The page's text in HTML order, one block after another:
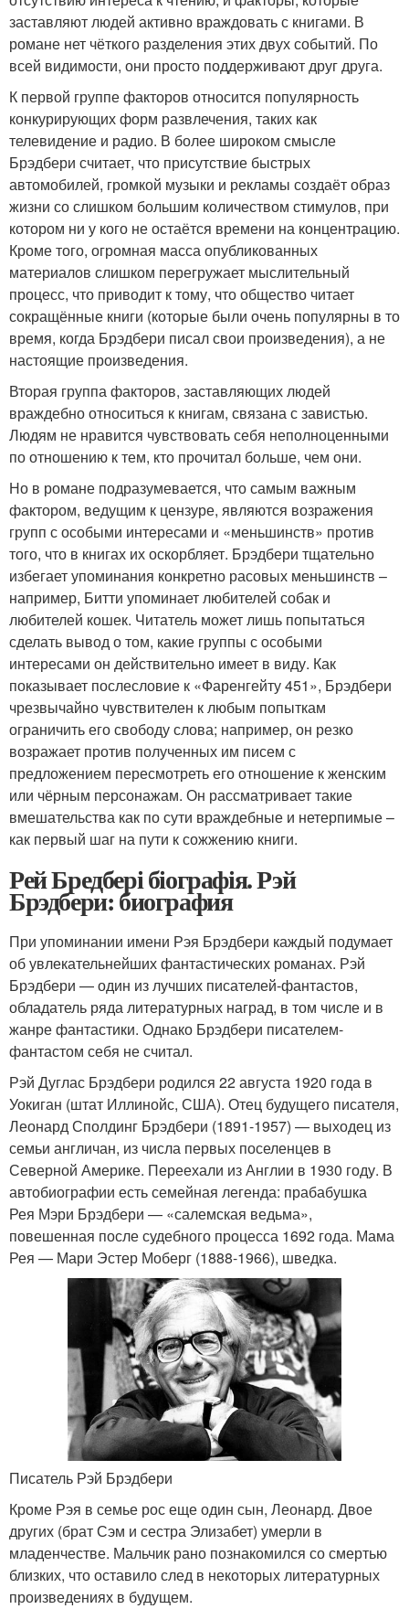
заставляют людей активно враждовать с книгами. В
романе нет чёткого разделения этих двух событий. По
всей видимости, они просто поддерживают друг друга.
К первой группе факторов относится популярность
конкурирующих форм развлечения, таких как
телевидение и радио. В более широком смысле
Брэдбери считает, что присутствие быстрых
автомобилей, громкой музыки и рекламы создаёт образ
жизни со слишком большим количеством стимулов, при
котором ни у кого не остаётся времени на концентрацию.
Кроме того, огромная масса опубликованных
материалов слишком перегружает мыслительный
процесс, что приводит к тому, что общество читает
сокращённые книги (которые были очень популярны в то
время, когда Брэдбери писал свои произведения), а не
настоящие произведения.
Вторая группа факторов, заставляющих людей
враждебно относиться к книгам, связана с завистью.
Людям не нравится чувствовать себя неполноценными
по отношению к тем, кто прочитал больше, чем они.
Но в романе подразумевается, что самым важным
фактором, ведущим к цензуре, являются возражения
групп с особыми интересами и «меньшинств» против
того, что в книгах их оскорбляет. Брэдбери тщательно
избегает упоминания конкретно расовых меньшинств –
например, Битти упоминает любителей собак и
любителей кошек. Читатель может лишь попытаться
сделать вывод о том, какие группы с особыми
интересами он действительно имеет в виду. Как
показывает послесловие к «Фаренгейту 451», Брэдбери
чрезвычайно чувствителен к любым попыткам
ограничить его свободу слова; например, он резко
возражает против полученных им писем с
предложением пересмотреть его отношение к женским
или чёрным персонажам. Он рассматривает такие
вмешательства как по сути враждебные и нетерпимые –
как первый шаг на пути к сожжению книги.
Рей Бредбері біографія. Рэй
Брэдбери: биография
При упоминании имени Рэя Брэдбери каждый подумает
об увлекательнейших фантастических романах. Рэй
Брэдбери — один из лучших писателей-фантастов,
обладатель ряда литературных наград, в том числе и в
жанре фантастики. Однако Брэдбери писателем-
фантастом себя не считал.
Рэй Дуглас Брэдбери родился 22 августа 1920 года в
Уокиган (штат Иллинойс, США). Отец будущего писателя,
Леонард Сполдинг Брэдбери (1891-1957) — выходец из
семьи англичан, из числа первых поселенцев в
Северной Америке. Переехали из Англии в 1930 году. В
автобиографии есть семейная легенда: прабабушка
Рея Мэри Брэдбери — «салемская ведьма»,
повешенная после судебного процесса 1692 года. Мама
Рея — Мари Эстер Моберг (1888-1966), шведка.
Писатель Рэй Брэдбери
Кроме Рэя в семье рос еще один сын, Леонард. Двое
других (брат Сэм и сестра Элизабет) умерли в
младенчестве. Мальчик рано познакомился со смертью
близких, что оставило след в некоторых литературных
произведениях в будущем.